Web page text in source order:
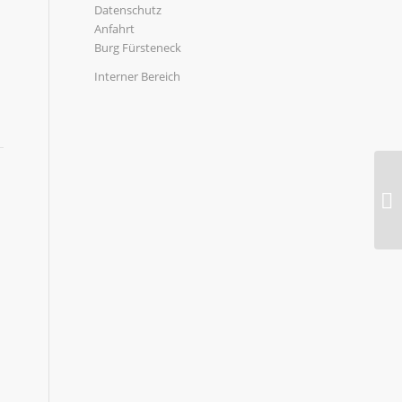
Datenschutz
Anfahrt
Burg Fürsteneck
Interner Bereich